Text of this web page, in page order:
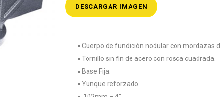
DESCARGAR IMAGEN
▪️ Cuerpo de fundición nodular con mordazas
▪️ Tornillo sin fin de acero con rosca cuadrada.
▪️ Base Fija.
▪️ Yunque reforzado.